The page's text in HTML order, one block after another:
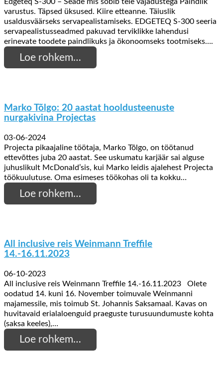
Edgeteq S-300 – Seade mis sobib teie vajadustega Paindlik
varustus. Täpsed üksused. Kiire etteanne. Täiuslik
usaldusväärseks servapealistamiseks. EDGETEQ S-300 seeria
servapealistusseadmed pakuvad terviklikke lahendusi
erinevate toodete paindlikuks ja ökonoomseks tootmiseks….
Loe rohkem…
Marko Tõlgo: 20 aastat hooldusteenuste
nurgakivina Projectas
03-06-2024
Projecta pikaajaline töötaja, Marko Tõlgo, on töötanud
ettevõttes juba 20 aastat. See uskumatu karjäär sai alguse
juhuslikult McDonald’sis, kui Marko leidis ajalehest Projecta
töökuulutuse. Oma esimeses töökohas oli ta kokku…
Loe rohkem…
All inclusive reis Weinmann Treffile
14.-16.11.2023
06-10-2023
All inclusive reis Weinmann Treffile 14.-16.11.2023 Olete
oodatud 14. kuni 16. November toimuvale Weinmanni
majamessile, mis toimub St. Johannis Saksamaal. Kavas on
huvitavaid erialaloenguid praeguste turusuundumuste kohta
(saksa keeles),…
Loe rohkem…